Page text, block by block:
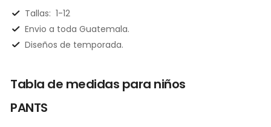
Tallas: 1-12
Envio a toda Guatemala.
Diseños de temporada.
Tabla de medidas para niños
PANTS